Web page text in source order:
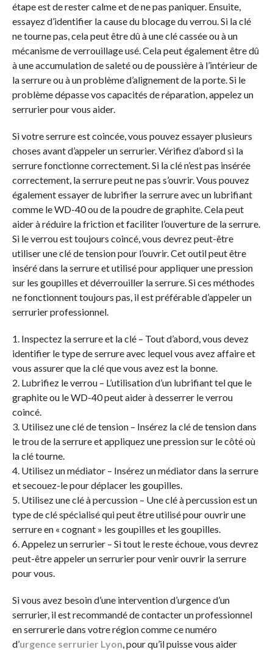
étape est de rester calme et de ne pas paniquer. Ensuite,
essayez d’identifier la cause du blocage du verrou. Si la clé
ne tourne pas, cela peut être dû à une clé cassée ou à un
mécanisme de verrouillage usé. Cela peut également être dû
à une accumulation de saleté ou de poussière à l’intérieur de
la serrure ou à un problème d’alignement de la porte. Si le
problème dépasse vos capacités de réparation, appelez un
serrurier pour vous aider.
Si votre serrure est coincée, vous pouvez essayer plusieurs
choses avant d’appeler un serrurier. Vérifiez d’abord si la
serrure fonctionne correctement. Si la clé n’est pas insérée
correctement, la serrure peut ne pas s’ouvrir. Vous pouvez
également essayer de lubrifier la serrure avec un lubrifiant
comme le WD-40 ou de la poudre de graphite. Cela peut
aider à réduire la friction et faciliter l’ouverture de la serrure.
Si le verrou est toujours coincé, vous devrez peut-être
utiliser une clé de tension pour l’ouvrir. Cet outil peut être
inséré dans la serrure et utilisé pour appliquer une pression
sur les goupilles et déverrouiller la serrure. Si ces méthodes
ne fonctionnent toujours pas, il est préférable d’appeler un
serrurier professionnel.
1. Inspectez la serrure et la clé – Tout d’abord, vous devez
identifier le type de serrure avec lequel vous avez affaire et
vous assurer que la clé que vous avez est la bonne.
2. Lubrifiez le verrou – L’utilisation d’un lubrifiant tel que le
graphite ou le WD-40 peut aider à desserrer le verrou
coincé.
3. Utilisez une clé de tension – Insérez la clé de tension dans
le trou de la serrure et appliquez une pression sur le côté où
la clé tourne.
4. Utilisez un médiator – Insérez un médiator dans la serrure
et secouez-le pour déplacer les goupilles.
5. Utilisez une clé à percussion – Une clé à percussion est un
type de clé spécialisé qui peut être utilisé pour ouvrir une
serrure en « cognant » les goupilles et les goupilles.
6. Appelez un serrurier – Si tout le reste échoue, vous devrez
peut-être appeler un serrurier pour venir ouvrir la serrure
pour vous.
Si vous avez besoin d’une intervention d’urgence d’un
serrurier, il est recommandé de contacter un professionnel
en serrurerie dans votre région comme ce numéro
d’urgence serrurier Lyon, pour qu’il puisse vous aider